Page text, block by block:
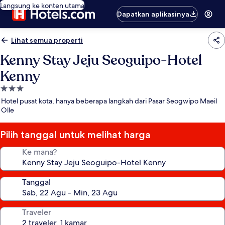
Langsung ke konten utama
Dapatkan aplikasinya
Lihat semua properti
Kenny Stay Jeju Seoguipo-Hotel
Kenny
Properti
bintang
3.0
Hotel pusat kota, hanya beberapa langkah dari Pasar Seogwipo Maeil
Olle
Pilih tanggal untuk melihat harga
Ke mana?
Tanggal
Traveler